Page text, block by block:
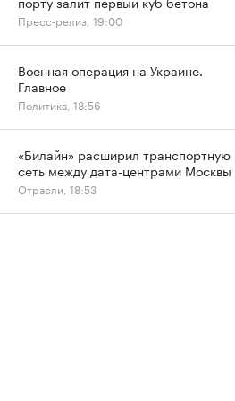
Пресс-релиз, 19:00
Военная операция на Украине.
Главное
Политика, 18:56
«Билайн» расширил транспортную
сеть между дата-центрами Москвы
Отрасли, 18:53